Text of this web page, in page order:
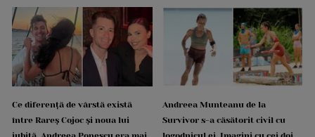
Ce diferență de vârstă există
între Rareș Cojoc și noua lui
Andreea Munteanu de la
Survivor s-a căsătorit civil cu